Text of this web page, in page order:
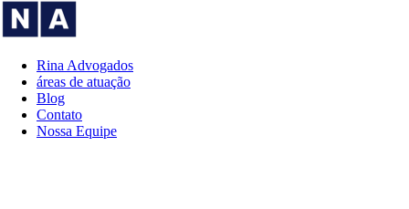
Rina Advogados
áreas de atuação
Blog
Contato
Nossa Equipe